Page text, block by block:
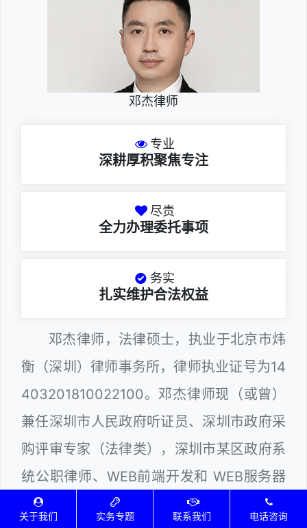
邓杰律师
专业
深耕厚积聚焦专注
尽责
全力办理委托事项
务实
扎实维护合法权益
邓杰律师，法律硕士，执业于北京市炜
衡（深圳）律师事务所，律师执业证号为14
403201810022100。邓杰律师现（或曾）
兼任深圳市人民政府听证员、深圳市政府采
购评审专家（法律类），深圳市某区政府系
统公职律师、WEB前端开发和 WEB服务器
维护工程师、计算机信息网络安全员和网站
关于我们 实务专题 联系我们 电话咨询